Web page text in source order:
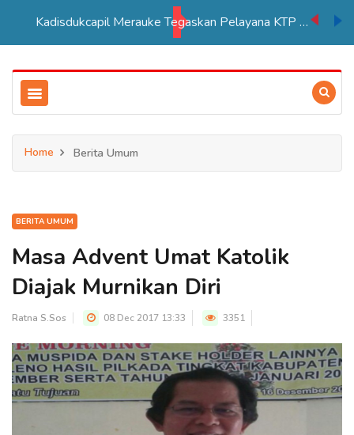
Kadisdukcapil Merauke Tegaskan Pelayana KTP Sesuai SOP
Home Berita Umum
BERITA UMUM
Masa Advent Umat Katolik
Diajak Murnikan Diri
Ratna S.Sos 08 Dec 2017 13:33 3351